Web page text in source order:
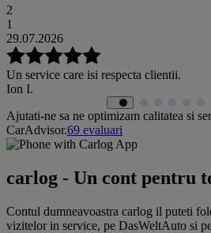
2
1
29.07.2026
Un service care isi respecta clientii.
Ion I.
Ajutati-ne sa ne optimizam calitatea si
CarAdvisor.69 evaluari
carlog - Un cont pentru
Contul dumneavoastra carlog il puteti
vizitelor in service, pe DasWeltAuto si